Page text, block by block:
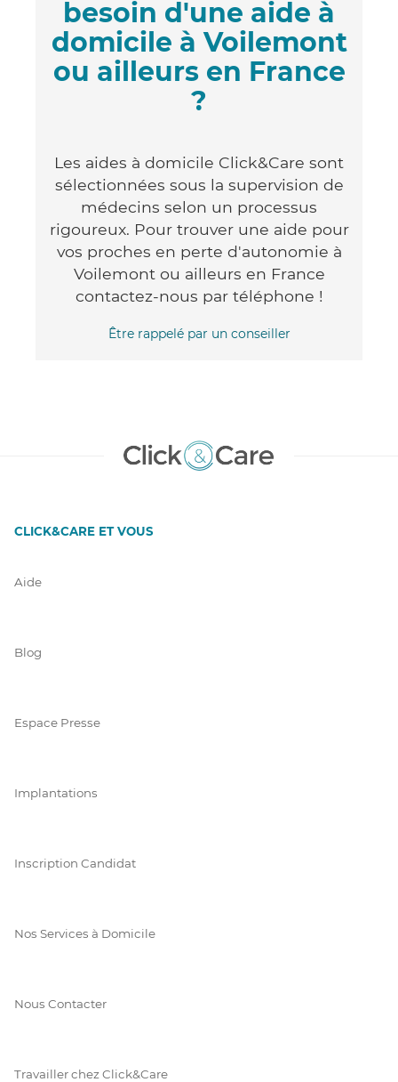
besoin d'une aide à
domicile à Voilemont
ou ailleurs en France
?
Les aides à domicile Click&Care sont
sélectionnées sous la supervision de
médecins selon un processus
rigoureux. Pour trouver une aide pour
vos proches en perte d'autonomie à
Voilemont ou ailleurs en France
contactez-nous par téléphone !
Être rappelé par un conseiller
CLICK&CARE ET VOUS
Aide
Blog
Espace Presse
Implantations
Inscription Candidat
Nos Services à Domicile
Nous Contacter
Travailler chez Click&Care